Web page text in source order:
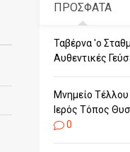
ΠΡΟΣΦΑΤΑ
Ταβέρνα 'ο
Αυθεντικές
Μνημείο
Ιερός Τόπος
0